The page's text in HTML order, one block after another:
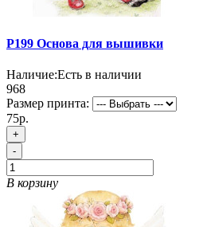
P199 Основа для вышивки
Наличие:Есть в наличии
968
Размер принта:
75р.
+
-
В корзину